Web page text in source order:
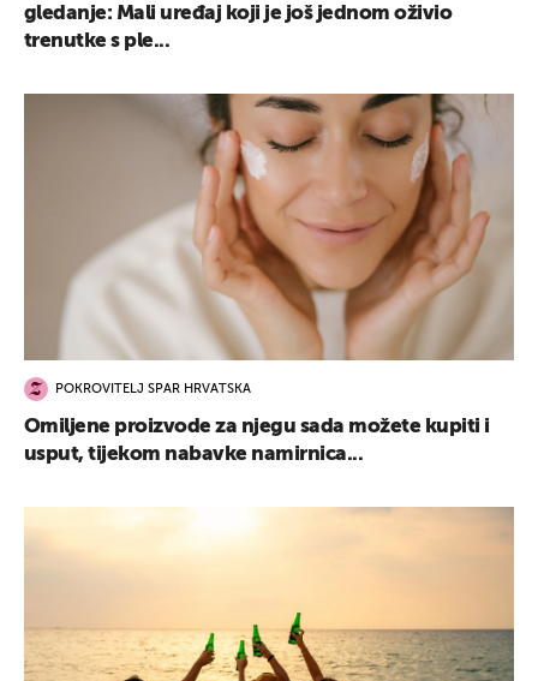
gledanje: Mali uređaj koji je još jednom oživio
trenutke s ple...
POKROVITELJ SPAR HRVATSKA
Omiljene proizvode za njegu sada možete kupiti i
usput, tijekom nabavke namirnica...